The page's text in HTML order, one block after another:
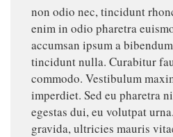
non odio nec, tincidunt
enim in odio pharetra
accumsan ipsum a
tincidunt nulla. Curabitur
commodo. Vestibulum
imperdiet. Sed eu pharetra
egestas dui, eu volutpat
gravida, ultricies mauris